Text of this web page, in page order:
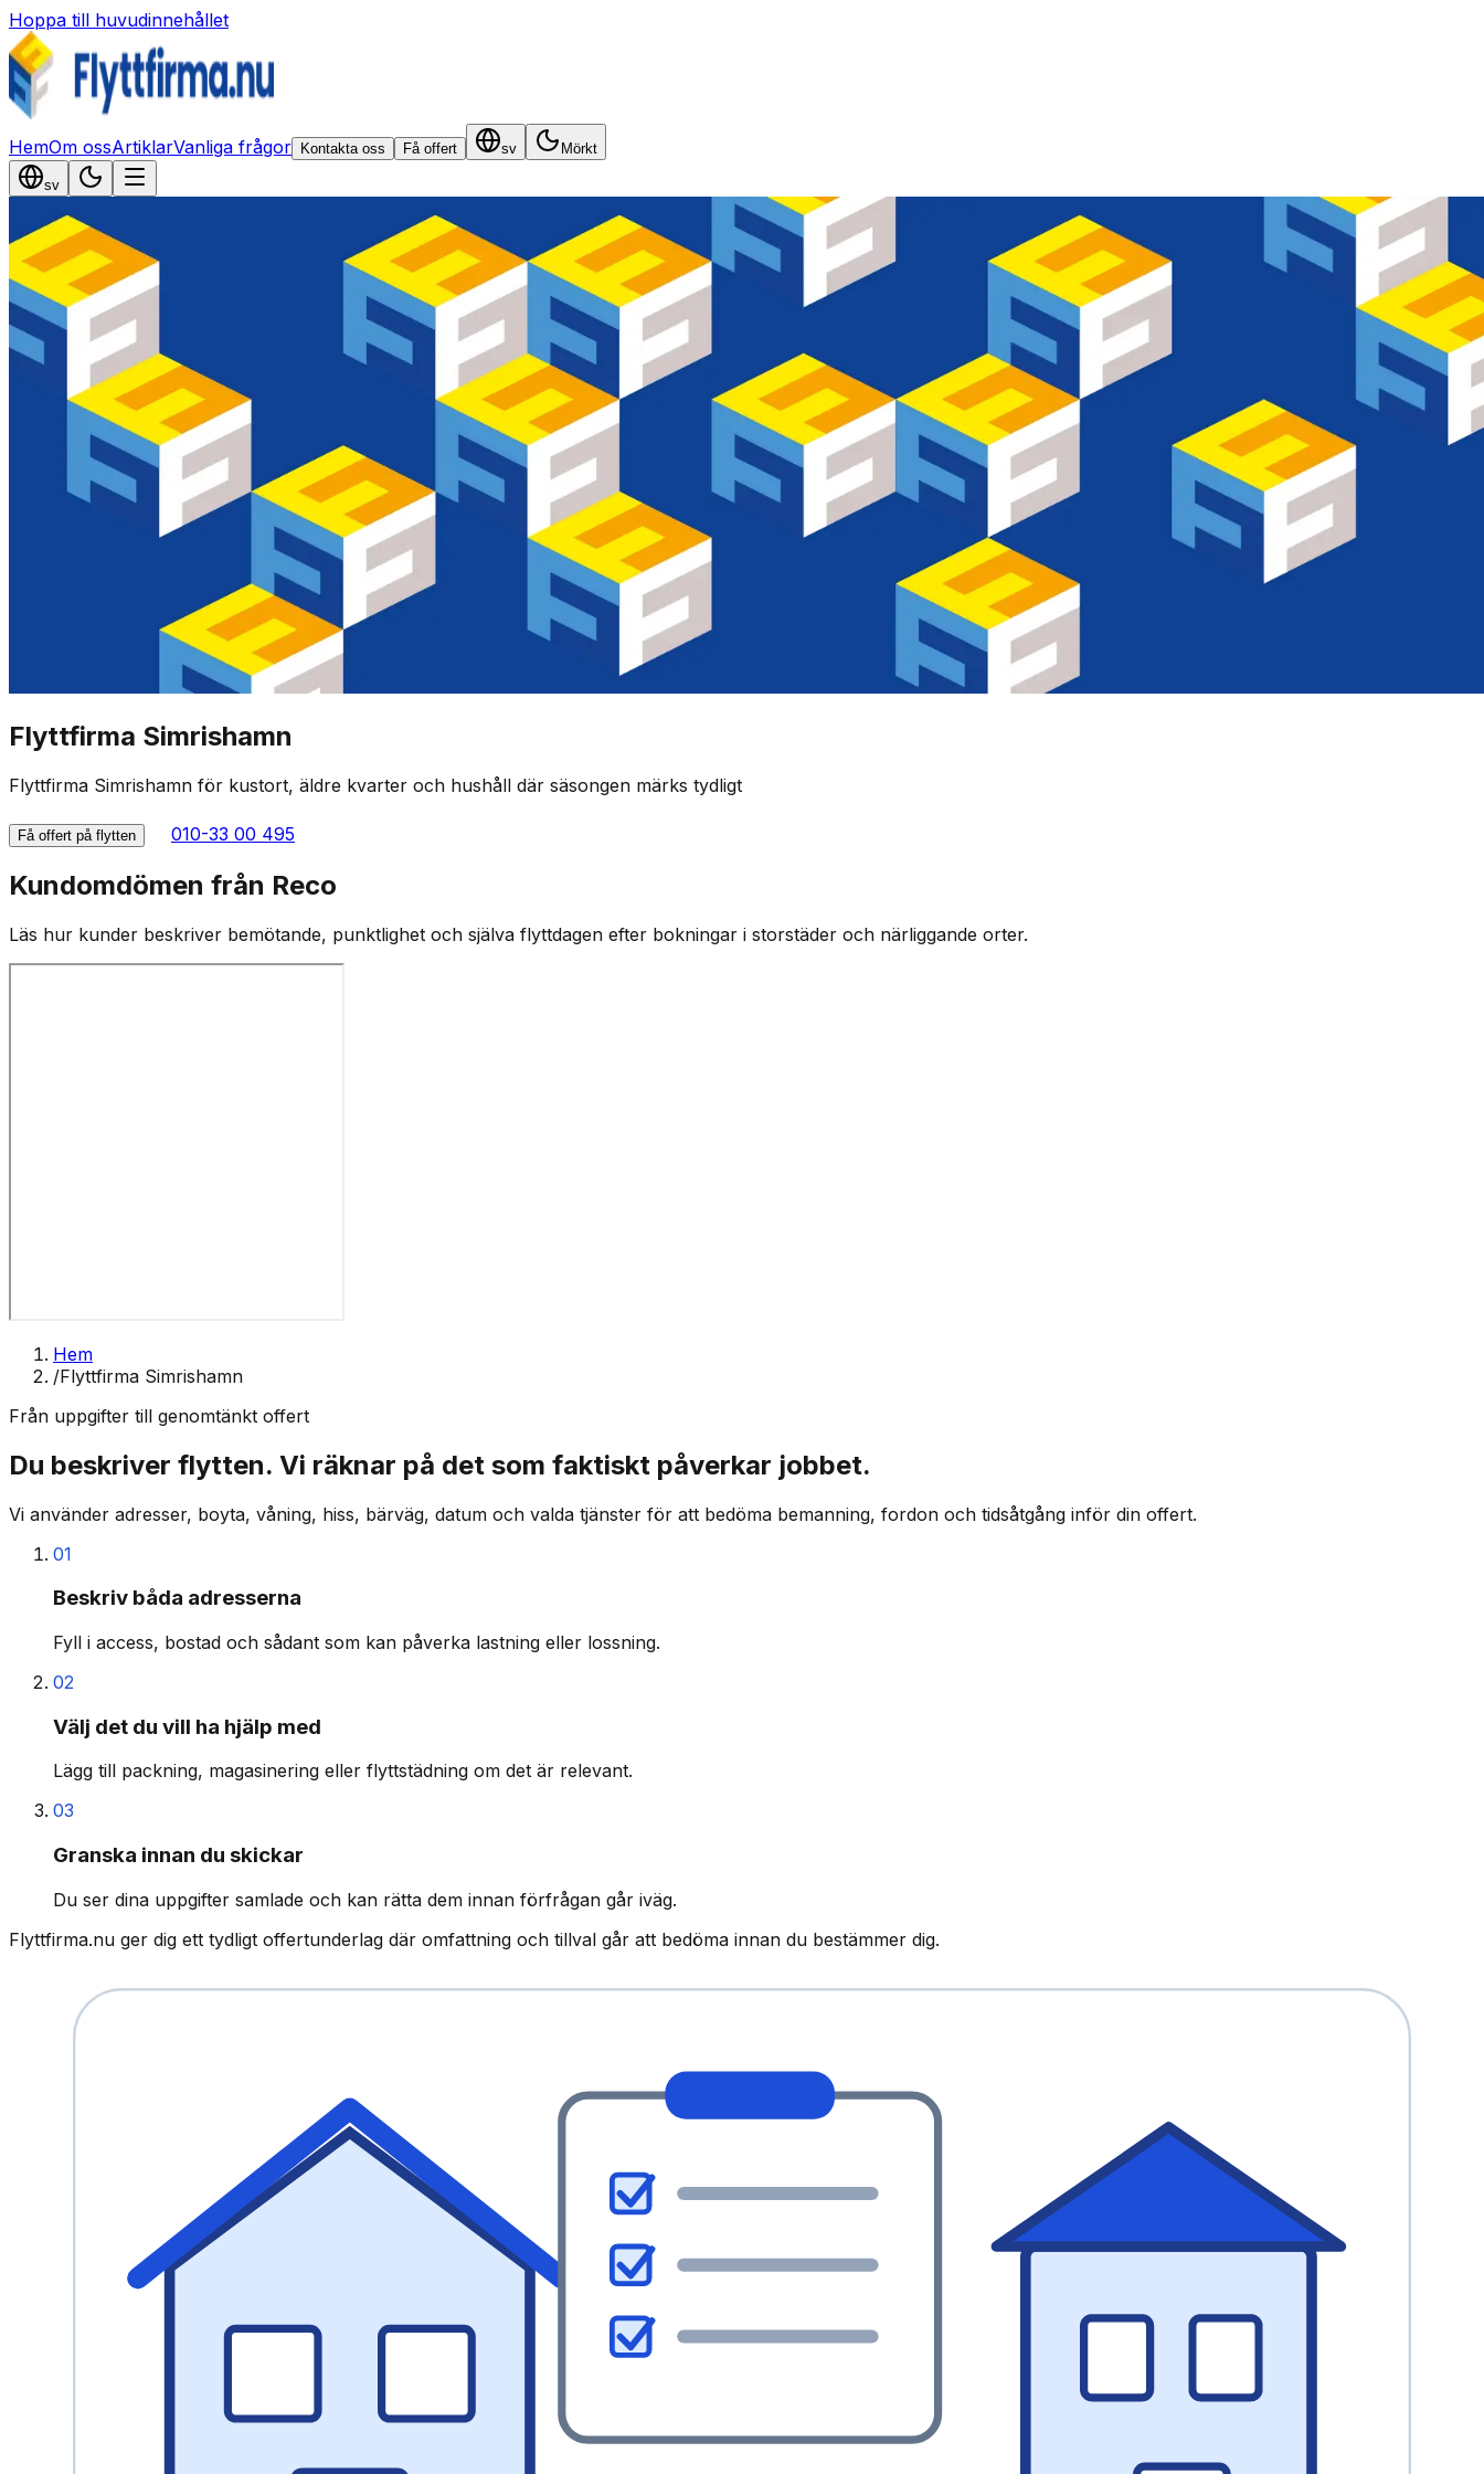
Hoppa till huvudinnehållet
HemOm ossArtiklarVanliga frågor Kontakta oss Få offert sv Mörkt
sv
Flyttfirma Simrishamn
Flyttfirma Simrishamn för kustort, äldre kvarter och hushåll där säsongen märks tydligt
Få offert på flytten 010-33 00 495
Kundomdömen från Reco
Läs hur kunder beskriver bemötande, punktlighet och själva flyttdagen efter bokningar i storstäder och närliggande orter.
Hem
/Flyttfirma Simrishamn
Från uppgifter till genomtänkt offert
Du beskriver flytten. Vi räknar på det som faktiskt påverkar jobbet.
Vi använder adresser, boyta, våning, hiss, bärväg, datum och valda tjänster för att bedöma bemanning, fordon och tidsåtgång inför din offert.
01
Beskriv båda adresserna
Fyll i access, bostad och sådant som kan påverka lastning eller lossning.
02
Välj det du vill ha hjälp med
Lägg till packning, magasinering eller flyttstädning om det är relevant.
03
Granska innan du skickar
Du ser dina uppgifter samlade och kan rätta dem innan förfrågan går iväg.
Flyttfirma.nu ger dig ett tydligt offertunderlag där omfattning och tillval går att bedöma innan du bestämmer dig.